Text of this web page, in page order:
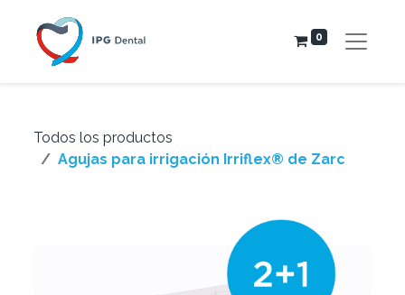
0
Todos los productos
Agujas para irrigación Irriflex® de Zarc